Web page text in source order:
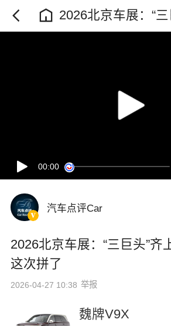
2026北京车展：“三
齐上阵，魏牌这次
00:00
汽车点评Car
2026北京车展：“三巨头”齐
这次拼了
2026-04-27 10:38 举报
魏牌V9X